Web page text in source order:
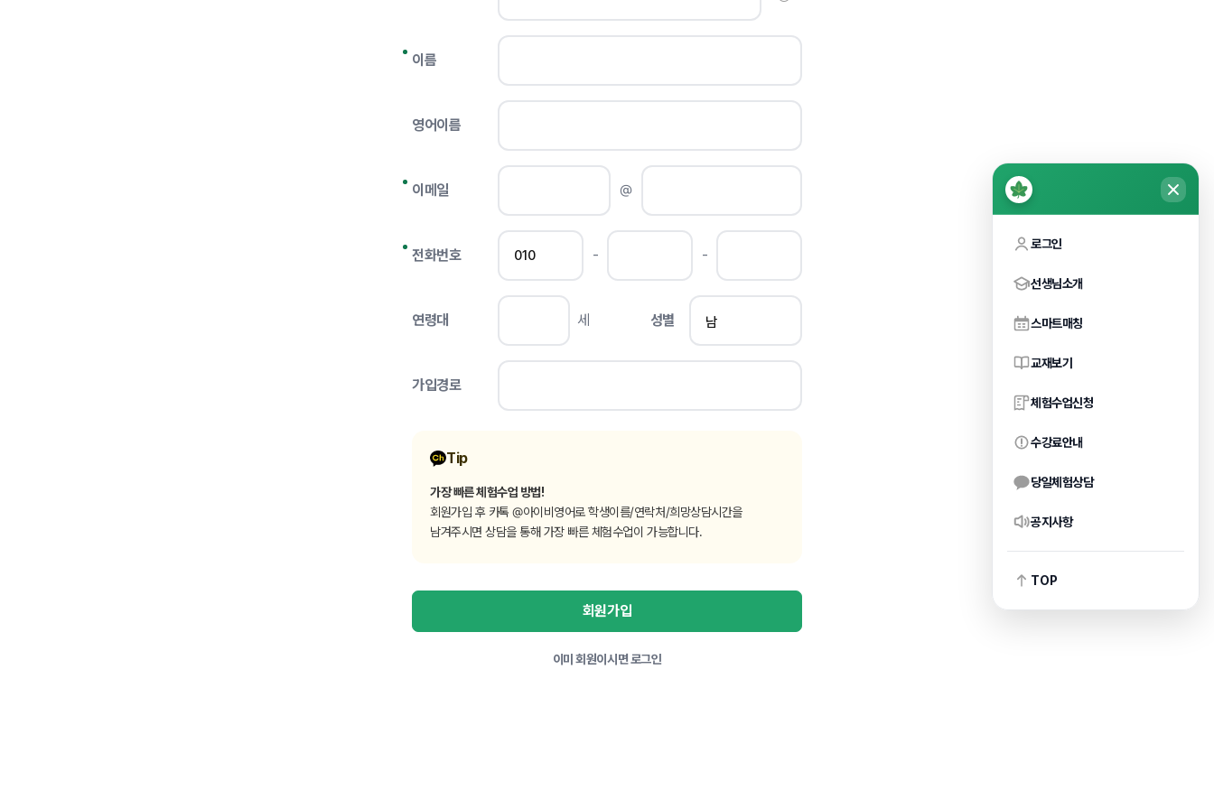
이름
영어이름
이메일 @
전화번호 - -
연령대 세 성별
가입경로
Tip
가장 빠른 체험수업 방법!
회원가입 후 카톡 @아이비영어로 학생이름/연락처/희망상담시간을
남겨주시면 상담을 통해 가장 빠른 체험수업이 가능합니다.
회원가입
이미 회원이시면 로그인
로그인
선생님소개
스마트매칭
교재보기
체험수업신청
수강료안내
당일체험상담
공지사항
TOP